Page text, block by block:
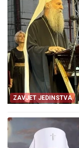
ZAVJET JEDINSTVA